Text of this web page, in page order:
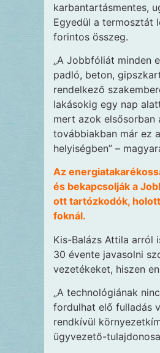
karbantartásmentes,
Egyedül a termosztát
forintos összeg.
„A Jobbfóliát minden
padló, beton,
rendelkező
lakásokig egy nap
mert azok
továbbiakban már ez
helyiségben” –
Az
és bekapcsolják a
ott tartózkodók,
foknál.
Kis-Balázs Attila arról
30 évente javasolni
vezetékeket, hiszen
„A technológiának
fordulhat elő fulladás
rendkívül
ügyvezető-